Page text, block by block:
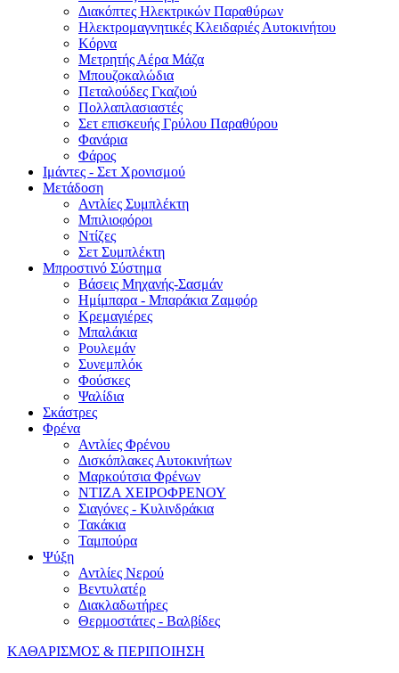
Διακόπτες Ηλεκτρικών Παραθύρων
Ηλεκτρομαγνητικές Κλειδαριές Αυτοκινήτου
Κόρνα
Μετρητής Αέρα Μάζα
Μπουζοκαλώδια
Πεταλούδες Γκαζιού
Πολλαπλασιαστές
Σετ επισκευής Γρύλου Παραθύρου
Φανάρια
Φάρος
Ιμάντες - Σετ Χρονισμού
Μετάδοση
Αντλίες Συμπλέκτη
Μπιλιοφόροι
Ντίζες
Σετ Συμπλέκτη
Μπροστινό Σύστημα
Βάσεις Μηχανής-Σασμάν
Ημίμπαρα - Μπαράκια Ζαμφόρ
Κρεμαγιέρες
Μπαλάκια
Ρουλεμάν
Συνεμπλόκ
Φούσκες
Ψαλίδια
Σκάστρες
Φρένα
Αντλίες Φρένου
Δισκόπλακες Αυτοκινήτων
Μαρκούτσια Φρένων
ΝΤΙΖΑ ΧΕΙΡΟΦΡΕΝΟΥ
Σιαγόνες - Κυλινδράκια
Τακάκια
Ταμπούρα
Ψύξη
Αντλίες Νερού
Βεντυλατέρ
Διακλαδωτήρες
Θερμοστάτες - Βαλβίδες
ΚΑΘΑΡΙΣΜΟΣ & ΠΕΡΙΠΟΙΗΣΗ